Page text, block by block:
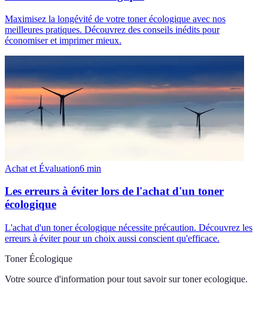
Maximisez la longévité de votre toner écologique avec nos
meilleures pratiques. Découvrez des conseils inédits pour
économiser et imprimer mieux.
Achat et Évaluation6 min
Les erreurs à éviter lors de l'achat d'un toner
écologique
L'achat d'un toner écologique nécessite précaution. Découvrez les
erreurs à éviter pour un choix aussi conscient qu'efficace.
Toner Écologique
Votre source d'information pour tout savoir sur toner ecologique.